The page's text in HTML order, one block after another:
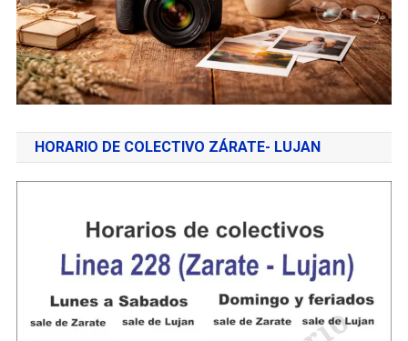
HORARIO DE COLECTIVO ZÁRATE- LUJAN